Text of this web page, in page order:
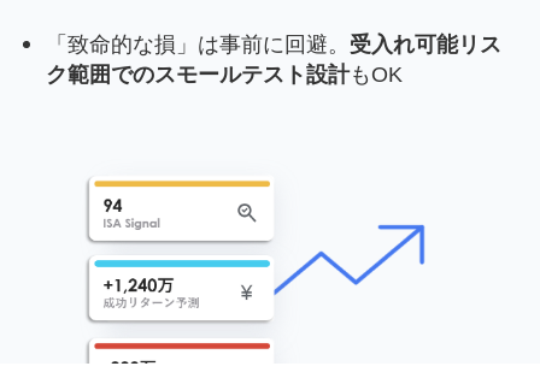
「致命的な損」は事前に回避。 受入れ可能リス
ク範囲でのスモールテスト設計もOK